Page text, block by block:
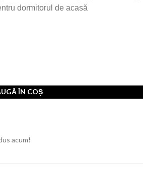
dormitorul de acasă
ÎN COȘ
acum!